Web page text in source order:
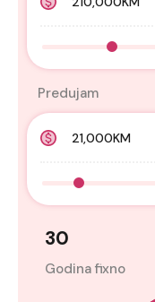
Predujam
30
Godina fixno